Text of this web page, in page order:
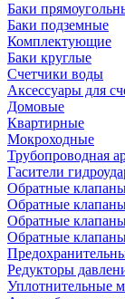
Баки
Баки подземные
Комплектующие
Баки круглые
Счетчики воды
Аксессуары для
Домовые
Квартирные
Мокроходные
Трубопроводная
Гасители
Обратные
Обратные
Обратные
Обратные
Редукторы
Уплотнительные